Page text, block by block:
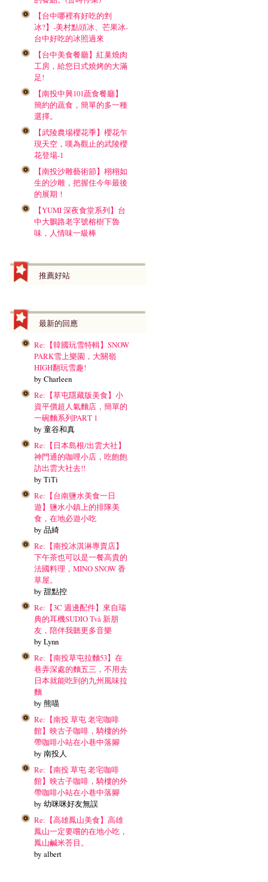
【台中哪裡有好吃的剉
冰?】-美村點頭冰、芒果冰-
台中好吃的冰照過來
【台中美食餐廳】紅巢燒肉
工房，給您日式燒烤的大滿
足!
【南投中興101蔬食餐廳】
簡約的蔬食，簡單的多一種
選擇。
【武陵農場櫻花季】櫻花乍
現天空，嘆為觀止的武陵櫻
花登場-1
【南投沙雕藝術節】栩栩如
生的沙雕，把握住今年最後
的展期！
【YUMI 深夜食堂系列】台
中大鵬路老字號榕樹下魯
味，人情味一級棒
推薦好站
最新的回應
Re:【韓國玩雪特輯】SNOW
PARK雪上樂園，大關嶺
HIGH翻玩雪趣!
by Charleen
Re:【草屯隱藏版美食】小
資平價超人氣麵店，簡單的
一碗麵系列PART 1
by 童谷和真
Re:【日本島根/出雲大社】
神門通的咖哩小店，吃飽飽
訪出雲大社去!!
by TiTi
Re:【台南鹽水美食一日
遊】鹽水小鎮上的排隊美
食，在地必遊小吃
by 品綺
Re:【南投冰淇淋專賣店】
下午茶也可以是一餐高貴的
法國料理，MINO SNOW 香
草屋。
by 甜點控
Re:【3C 週邊配件】來自瑞
典的耳機SUDIO Två 新朋
友，陪伴我聽更多音樂
by Lynn
Re:【南投草屯拉麵53】在
巷弄深處的麵五三，不用去
日本就能吃到的九州風味拉
麵
by 熊喵
Re:【南投 草屯 老宅咖啡
館】映古子咖啡，騎樓的外
帶咖啡小站在小巷中落腳
by 南投人
Re:【南投 草屯 老宅咖啡
館】映古子咖啡，騎樓的外
帶咖啡小站在小巷中落腳
by 幼咪咪好友無誤
Re:【高雄鳳山美食】高雄
鳳山一定要嚐的在地小吃，
鳳山鹹米荅目。
by albert